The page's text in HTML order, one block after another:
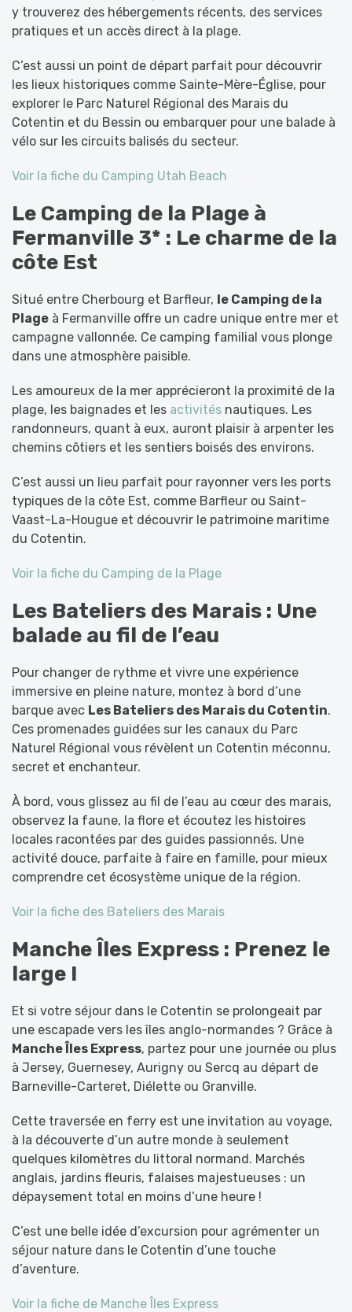
y trouverez des hébergements récents, des services
pratiques et un accès direct à la plage.
C’est aussi un point de départ parfait pour découvrir
les lieux historiques comme Sainte-Mère-Église, pour
explorer le Parc Naturel Régional des Marais du
Cotentin et du Bessin ou embarquer pour une balade à
vélo sur les circuits balisés du secteur.
Voir la fiche du Camping Utah Beach
Le Camping de la Plage à
Fermanville 3* : Le charme de la
côte Est
Situé entre Cherbourg et Barfleur, le Camping de la
Plage à Fermanville offre un cadre unique entre mer et
campagne vallonnée. Ce camping familial vous plonge
dans une atmosphère paisible.
Les amoureux de la mer apprécieront la proximité de la
plage, les baignades et les activités nautiques. Les
randonneurs, quant à eux, auront plaisir à arpenter les
chemins côtiers et les sentiers boisés des environs.
C’est aussi un lieu parfait pour rayonner vers les ports
typiques de la côte Est, comme Barfleur ou Saint-
Vaast-La-Hougue et découvrir le patrimoine maritime
du Cotentin.
Voir la fiche du Camping de la Plage
Les Bateliers des Marais : Une
balade au fil de l’eau
Pour changer de rythme et vivre une expérience
immersive en pleine nature, montez à bord d’une
barque avec Les Bateliers des Marais du Cotentin.
Ces promenades guidées sur les canaux du Parc
Naturel Régional vous révèlent un Cotentin méconnu,
secret et enchanteur.
À bord, vous glissez au fil de l’eau au cœur des marais,
observez la faune, la flore et écoutez les histoires
locales racontées par des guides passionnés. Une
activité douce, parfaite à faire en famille, pour mieux
comprendre cet écosystème unique de la région.
Voir la fiche des Bateliers des Marais
Manche Îles Express : Prenez le
large !
Et si votre séjour dans le Cotentin se prolongeait par
une escapade vers les îles anglo-normandes ? Grâce à
Manche Îles Express, partez pour une journée ou plus
à Jersey, Guernesey, Aurigny ou Sercq au départ de
Barneville-Carteret, Diélette ou Granville.
Cette traversée en ferry est une invitation au voyage,
à la découverte d’un autre monde à seulement
quelques kilomètres du littoral normand. Marchés
anglais, jardins fleuris, falaises majestueuses : un
dépaysement total en moins d’une heure !
C’est une belle idée d’excursion pour agrémenter un
séjour nature dans le Cotentin d’une touche
d’aventure.
Voir la fiche de Manche Îles Express